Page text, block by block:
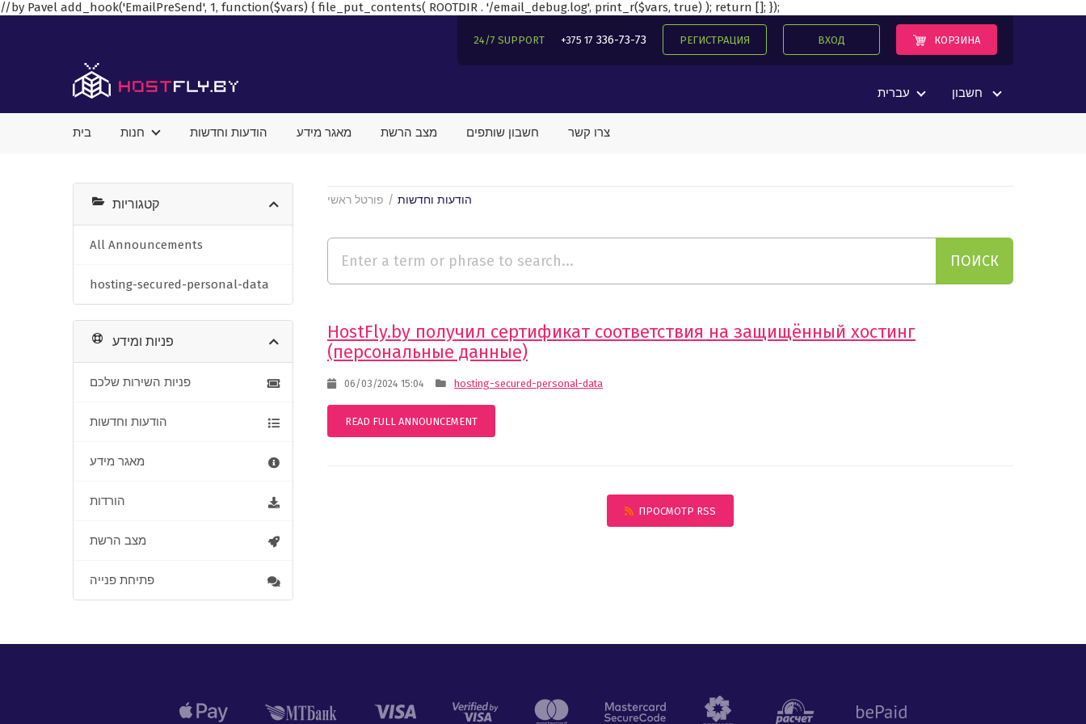
//by Pavel add_hook('EmailPreSend', 1, function($vars) { file_put_contents( ROOTDIR . '/email_debug.log', print_r($vars, true) ); return []; });
24/7 SUPPORT +375 17 336-73-73 РЕГИСТРАЦИЯ ВХОД КОРЗИНА
בית הודעות וחדשות מאגר מידע מצב הרשת חשבון שותפים צרו קשר
פורטל ראשי הודעות וחדשות
HostFly.by получил сертификат соответствия на защищённый хостинг
(персональные данные)
06/03/2024 15:04 hosting-secured-personal-data
READ FULL ANNOUNCEMENT
ПРОСМОТР RSS
קטגוריות
All Announcements
hosting-secured-personal-data
פניות ומידע
פניות השירות שלכם
הודעות וחדשות
מאגר מידע
הורדות
מצב הרשת
פתיחת פנייה